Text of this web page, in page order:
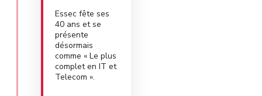
Essec fête ses
40 ans et se
présente
désormais
comme « Le plus
complet en IT et
Telecom ».